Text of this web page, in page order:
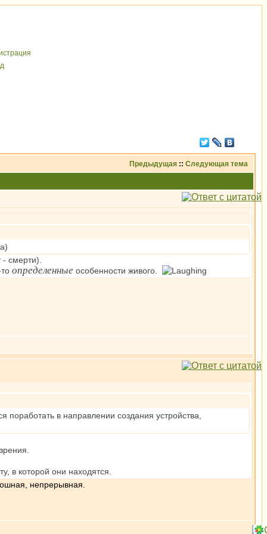
Предыдущая :: Следующая тема
смерти).
определенные особенности живого.
в направлении создания устройства,
в которой они находятся.
непрерывная.